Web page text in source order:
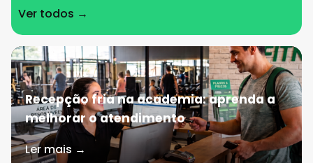
Ver todos →
Recepção fria na academia: aprenda a
melhorar o atendimento
Ler mais →